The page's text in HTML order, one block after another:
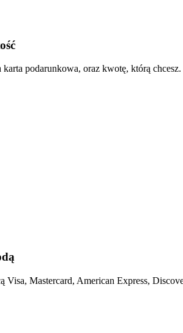
podarunkowa, oraz kwotę, którą chcesz.
Visa, Mastercard, American Express,